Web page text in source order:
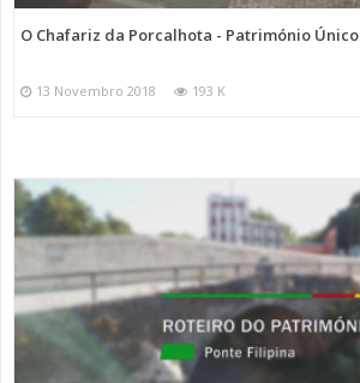
O Chafariz da Porcalhota - Património Único
13 Novembro 2018 193 K